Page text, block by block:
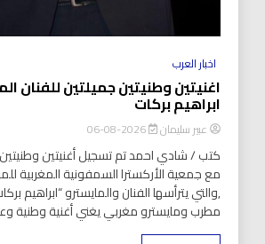
اخبار العرب
اغنيتين وطنيتين جميلتين للفنان
ابراهيم بركات
عبير سليمان 2026-08-06
كتب / شادي احمد تم تسجيل أغنيتين
مع جمعية الأركسترا السمفونية المغربية
,والتي يترأسها الفنان والمايسترو “ابراهيم
مطرب ومايسترو مغربي يغني أغنية وطنية